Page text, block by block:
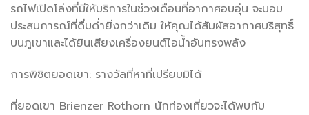
รถไฟเปิดโล่งที่มีให้บริการในช่วงเดือนที่อากาศอบอุ่น จะมอบ
ประสบการณ์ที่ดื่มด่ำยิ่งกว่าเดิม ให้คุณได้สัมผัสอากาศบริสุทธิ์
บนภูเขาและได้ยินเสียงเครื่องยนต์ไอน้ำอันทรงพลัง
การพิชิตยอดเขา: รางวัลที่หาที่เปรียบมิได้
ที่ยอดเขา Brienzer Rothorn นักท่องเที่ยวจะได้พบกับ